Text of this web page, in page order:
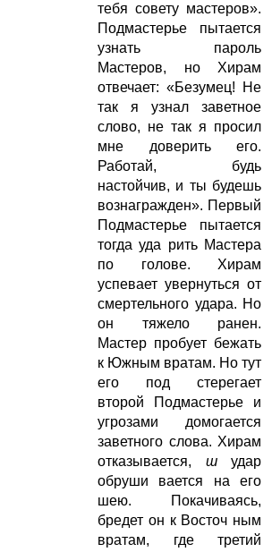
тебя совету мастеров».
Подмастерье пытается
узнать пароль
Мастеров, но Хирам
отвечает: «Безумец! Не
так я узнал заветное
слово, не так я просил
мне доверить его.
Работай, будь
настойчив, и ты будешь
вознагражден». Первый
Подмастерье пытается
тогда уда рить Мастера
по голове. Хирам
успевает увернуться от
смертельного удара. Но
он тяжело ранен.
Мастер пробует бежать
к Южным вратам. Но тут
его под стерегает
второй Подмастерье и
угрозами домогается
заветного слова. Хирам
отказывается, ш удар
обруши вается на его
шею. Покачиваясь,
бредет он к Восточ ным
вратам, где третий